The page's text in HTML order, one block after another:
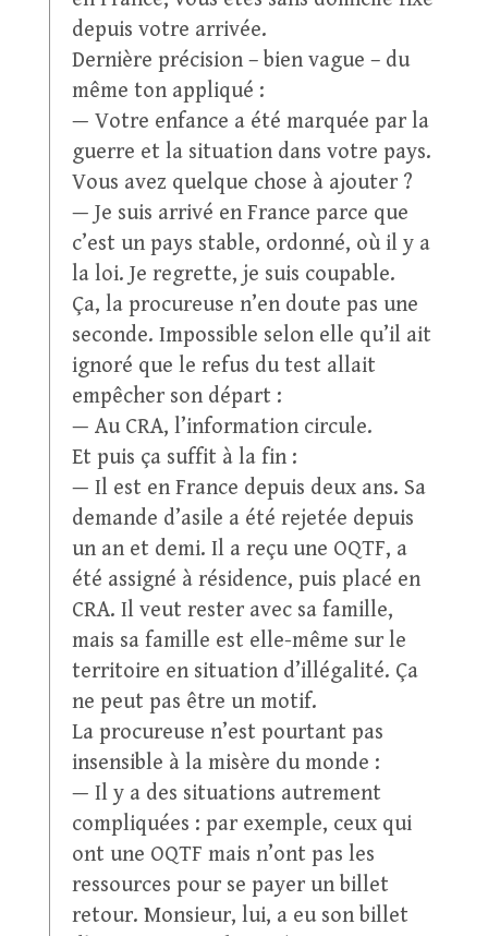
depuis votre arrivée.
Dernière précision – bien vague – du
même ton appliqué :
— Votre enfance a été marquée par la
guerre et la situation dans votre pays.
Vous avez quelque chose à ajouter ?
— Je suis arrivé en France parce que
c’est un pays stable, ordonné, où il y a
la loi. Je regrette, je suis coupable.
Ça, la procureuse n’en doute pas une
seconde. Impossible selon elle qu’il ait
ignoré que le refus du test allait
empêcher son départ :
— Au CRA, l’information circule.
Et puis ça suffit à la fin :
— Il est en France depuis deux ans. Sa
demande d’asile a été rejetée depuis
un an et demi. Il a reçu une OQTF, a
été assigné à résidence, puis placé en
CRA. Il veut rester avec sa famille,
mais sa famille est elle-même sur le
territoire en situation d’illégalité. Ça
ne peut pas être un motif.
La procureuse n’est pourtant pas
insensible à la misère du monde :
— Il y a des situations autrement
compliquées : par exemple, ceux qui
ont une OQTF mais n’ont pas les
ressources pour se payer un billet
retour. Monsieur, lui, a eu son billet